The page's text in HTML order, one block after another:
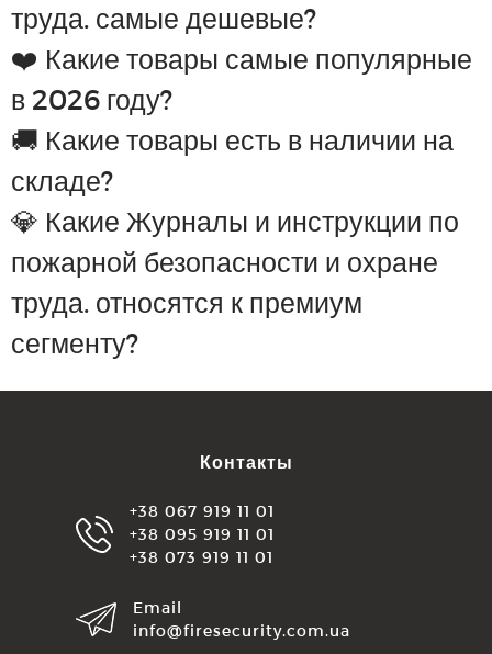
труда. самые дешевые?
❤️ Какие товары самые популярные
в 2026 году?
🚚 Какие товары есть в наличии на
складе?
💎 Какие Журналы и инструкции по
пожарной безопасности и охране
труда. относятся к премиум
сегменту?
Контакты
+38 067 919 11 01
+38 095 919 11 01
+38 073 919 11 01
Email
info@firesecurity.com.ua